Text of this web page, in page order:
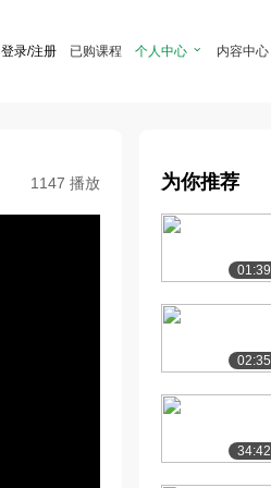
登录/注册 已购课程 个人中心  内容中心
1147 播放 为你推荐
01:39
02:35
34:42